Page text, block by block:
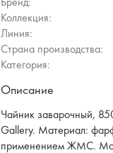
Коллекция:
Линия:
Страна производства:
Категория:
Описание
Чайник заварочный,
Gallery. Материал:
применением ЖМС.